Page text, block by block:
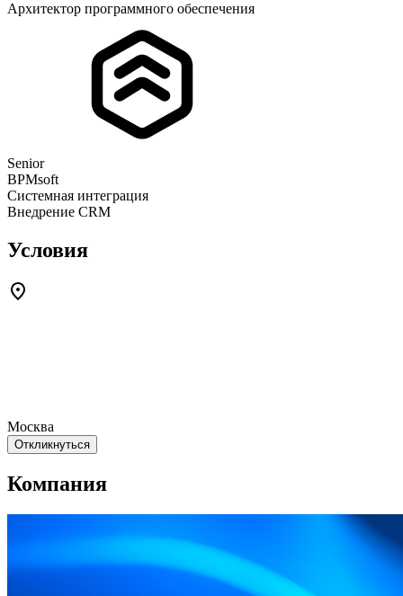
Архитектор программного обеспечения
Senior
BPMsoft
Системная интеграция
Внедрение CRM
Условия
Москва
Откликнуться
Компания